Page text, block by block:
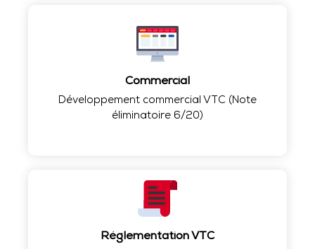
Commercial
Développement commercial VTC (Note
éliminatoire 6/20)
Réglementation VTC